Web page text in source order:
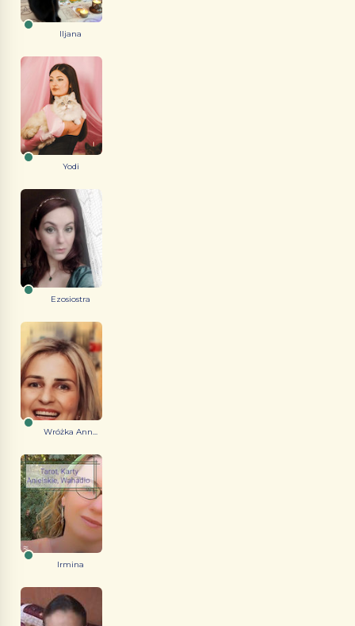
Iljana
Yodi
Ezosiostra
Wróżka Ann...
Irmina